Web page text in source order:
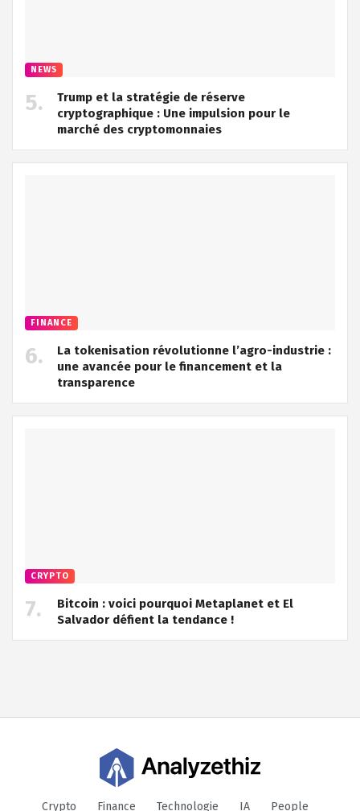
NEWS
Trump et la stratégie de réserve
cryptographique : Une impulsion pour le
marché des cryptomonnaies
FINANCE
La tokenisation révolutionne l’agro-industrie :
une avancée pour le financement et la
transparence
CRYPTO
Bitcoin : voici pourquoi Metaplanet et El
Salvador défient la tendance !
Crypto Finance Technologie IA People